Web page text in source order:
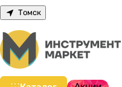
Томск